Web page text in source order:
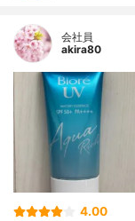
会社員
akira80
4.00